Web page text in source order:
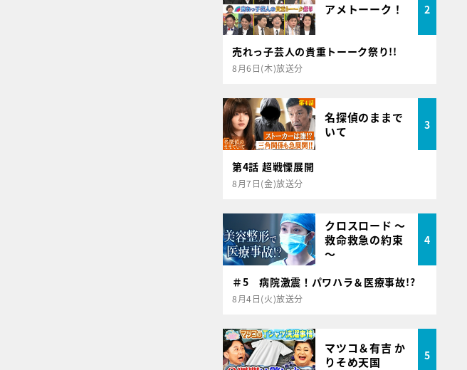
アメトーーク！ 2
売れっ子芸人の貴重トーーク祭り!!
8月6日(木)放送分
名探偵のままで
いて
3
第4話 超戦慄展開
8月7日(金)放送分
クロスロード ～
救命救急の約束
～
4
＃5 病院激震！パワハラ＆医療事故!?
8月4日(火)放送分
マツコ＆有吉 か
りそめ天国
5